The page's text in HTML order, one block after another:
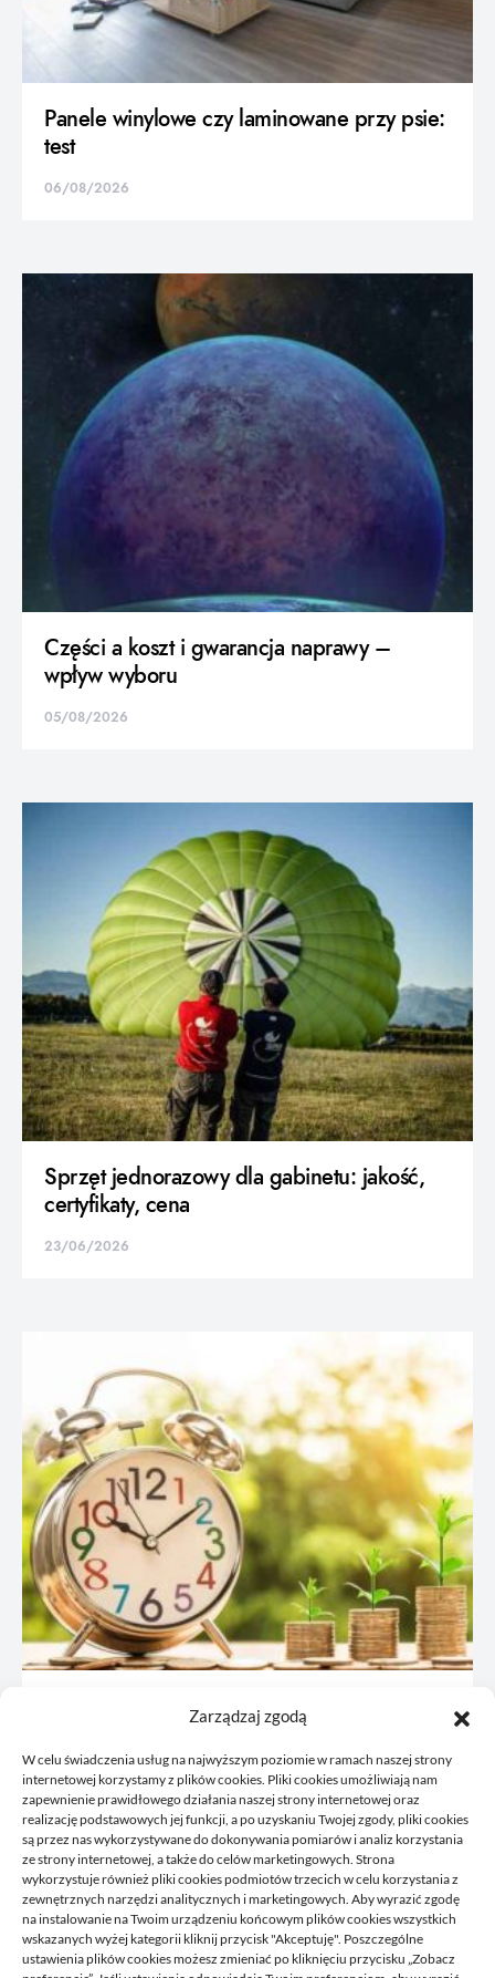
Zarządzaj zgodą
W celu świadczenia usług na najwyższym poziomie w ramach naszej strony
internetowej korzystamy z plików cookies. Pliki cookies umożliwiają nam
zapewnienie prawidłowego działania naszej strony internetowej oraz
realizację podstawowych jej funkcji, a po uzyskaniu Twojej zgody, pliki cookies
są przez nas wykorzystywane do dokonywania pomiarów i analiz korzystania
ze strony internetowej, a także do celów marketingowych. Strona
wykorzystuje również pliki cookies podmiotów trzecich w celu korzystania z
zewnętrznych narzędzi analitycznych i marketingowych. Aby wyrazić zgodę
na instalowanie na Twoim urządzeniu końcowym plików cookies wszystkich
wskazanych wyżej kategorii kliknij przycisk "Akceptuję". Poszczególne
ustawienia plików cookies możesz zmieniać po kliknięciu przycisku „Zobacz
Panele winylowe czy laminowane przy psie:
test
06/08/2026
Części a koszt i gwarancja naprawy –
wpływ wyboru
05/08/2026
Sprzęt jednorazowy dla gabinetu: jakość,
certyfikaty, cena
23/06/2026
JDG: co omówić z księgową przed
21/06/2026
DELPHINIUS